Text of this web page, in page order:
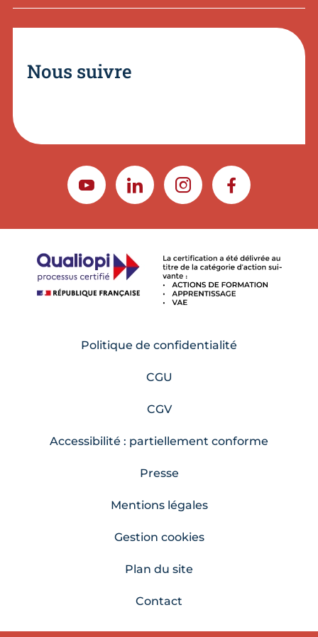
Nous suivre
YOUTUBELINKEDININSTAGRAMFACEBOOK
Politique de confidentialité
CGU
CGV
Accessibilité : partiellement conforme
Presse
Mentions légales
Gestion cookies
Plan du site
Contact